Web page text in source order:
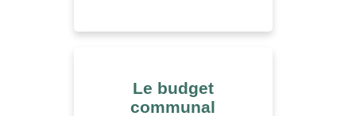
Le budget
communal